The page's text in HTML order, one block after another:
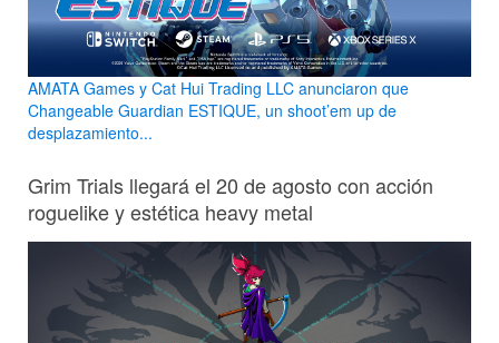
AMATA Games y Cat Hui Trading LLC anunciaron que
Changeable Guardian ESTIQUE, un shoot’em up de
desplazamiento...
Grim Trials llegará el 20 de agosto con acción
roguelike y estética heavy metal